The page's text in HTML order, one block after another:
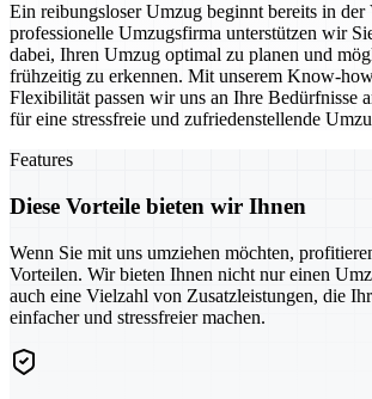
Ein reibungsloser Umzug beginnt bereits in
professionelle Umzugsfirma unterstützen wir
dabei, Ihren Umzug optimal zu planen und
frühzeitig zu erkennen. Mit unserem Know-
Flexibilität passen wir uns an Ihre Bedürfnisse
für eine stressfreie und zufriedenstellende
Features
Diese Vorteile bieten wir Ihnen
Wenn Sie mit uns umziehen möchten,
Vorteilen. Wir bieten Ihnen nicht nur einen
auch eine Vielzahl von Zusatzleistungen, die
einfacher und stressfreier machen.